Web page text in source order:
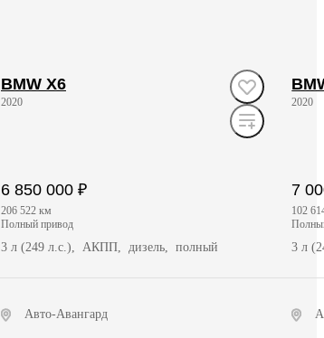
BMW X6
2020
6 850 000 ₽
206 522 км
полный привод
3 л (249 л.с.), АКПП, дизель, полный
Авто-Авангард
2020
7
102
3 л